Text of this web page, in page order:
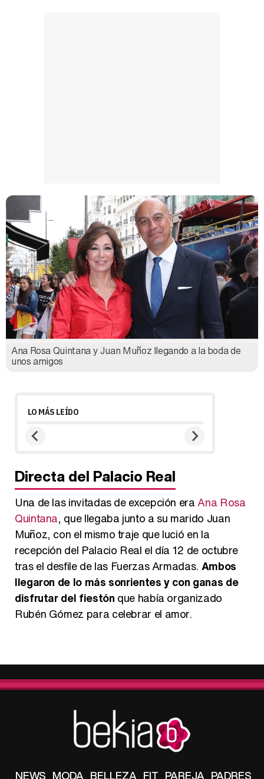
Ana Rosa Quintana y Juan Muñoz llegando a la boda de
unos amigos
LO MÁS LEÍDO
Directa del Palacio Real
Una de las invitadas de excepción eraAna Rosa
Quintana, que llegaba junto a su marido Juan
Muñoz, con el mismo traje que lució en la
recepción del Palacio Real el día 12 de octubre
tras el desfile de las Fuerzas Armadas. Ambos
llegaron de lo más sonrientes y con ganas de
disfrutar del fiestón que había organizado
Rubén Gómez para celebrar el amor.
NEWS MODA BELLEZA FIT PAREJA PADRES